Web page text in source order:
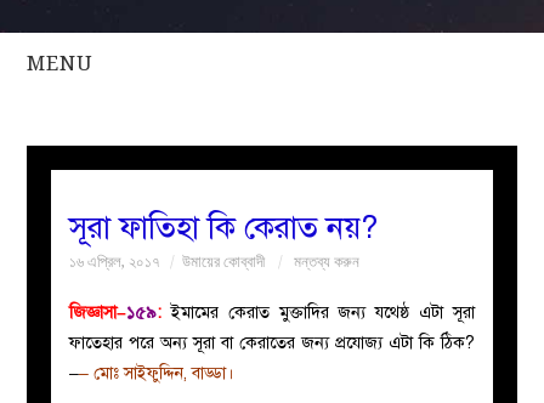
MENU
সকল
বয়ান
নারীদের
পাতা
সূরা ফাতিহা কি কেরাত নয়?
১৬ এপ্রিল, ২০১৭ উমায়ের কোব্বাদী মন্তব্য করুন
জিজ্ঞাসা–১৫৯:ইমামের কেরাত মুক্তাদির জন্য যথেষ্ঠ এটা সূরা
ফাতেহার পরে অন্য সূরা বা কেরাতের জন্য প্রযোজ্য এটা কি ঠিক?
––মোঃ সাইফুদ্দিন, বাড্ডা।